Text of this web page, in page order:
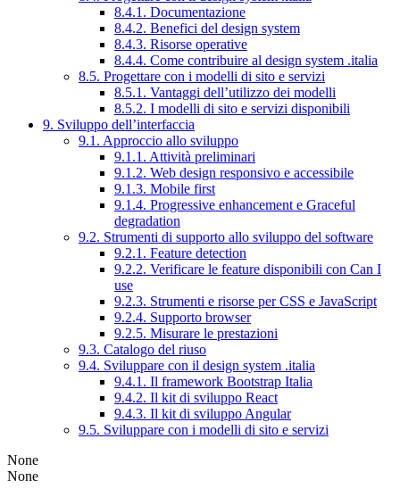
8.4.1. Documentazione
8.4.2. Benefici del design system
8.4.3. Risorse operative
8.4.4. Come contribuire al design system .italia
8.5. Progettare con i modelli di sito e servizi
8.5.1. Vantaggi dell’utilizzo dei modelli
8.5.2. I modelli di sito e servizi disponibili
9. Sviluppo dell’interfaccia
9.1. Approccio allo sviluppo
9.1.1. Attività preliminari
9.1.2. Web design responsivo e accessibile
9.1.3. Mobile first
9.1.4. Progressive enhancement e Graceful
degradation
9.2. Strumenti di supporto allo sviluppo del software
9.2.1. Feature detection
9.2.2. Verificare le feature disponibili con Can I
use
9.2.3. Strumenti e risorse per CSS e JavaScript
9.2.4. Supporto browser
9.2.5. Misurare le prestazioni
9.3. Catalogo del riuso
9.4. Sviluppare con il design system .italia
9.4.1. Il framework Bootstrap Italia
9.4.2. Il kit di sviluppo React
9.4.3. Il kit di sviluppo Angular
9.5. Sviluppare con i modelli di sito e servizi
None
None